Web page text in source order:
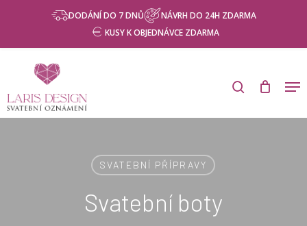
contentProducts
search
DODÁNÍ DO 7 DNŮ
NÁVRH DO 24H ZDARMA
KUSY K OBJEDNÁVCE ZDARMA
search
SVATEBNÍ PŘÍPRAVY
Svatební boty